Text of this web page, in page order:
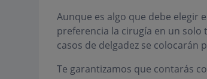
Aunque es algo que debe elegir
preferencia la cirugía en un solo
casos de delgadez se
Te garantizamos que contarás